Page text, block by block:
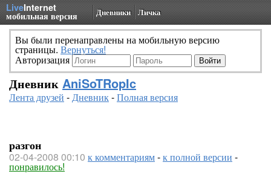
LiveInternet
мобильная версия Дневники Личка
Вы были перенаправлены на мобильную версию
страницы. Вернуться!
Авторизация
Дневник AniSoTRopIc
Лента друзей -Дневник-Полная версия
разгон
02-04-2008 00:10 к комментариям-к полной версии -
понравилось!